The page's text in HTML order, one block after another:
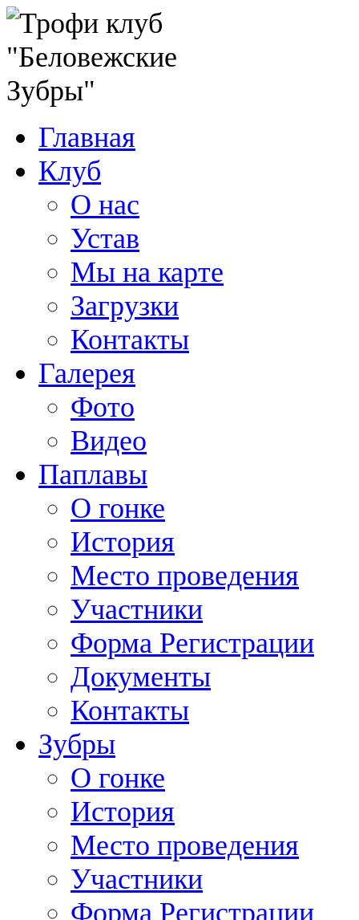
Главная
Клуб
О нас
Устав
Мы на карте
Загрузки
Контакты
Галерея
Фото
Видео
Паплавы
О гонке
История
Место проведения
Участники
Форма Регистрации
Документы
Контакты
Зубры
О гонке
История
Место проведения
Участники
Форма Регистрации